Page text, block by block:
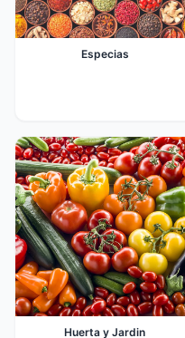
Especias
Huerta y Jardin